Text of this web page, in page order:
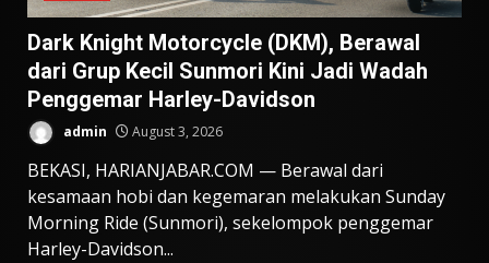
Dark Knight Motorcycle (DKM), Berawal
dari Grup Kecil Sunmori Kini Jadi Wadah
Penggemar Harley-Davidson
admin August 3, 2026
BEKASI, HARIANJABAR.COM — Berawal dari
kesamaan hobi dan kegemaran melakukan Sunday
Morning Ride (Sunmori), sekelompok penggemar
Harley-Davidson...